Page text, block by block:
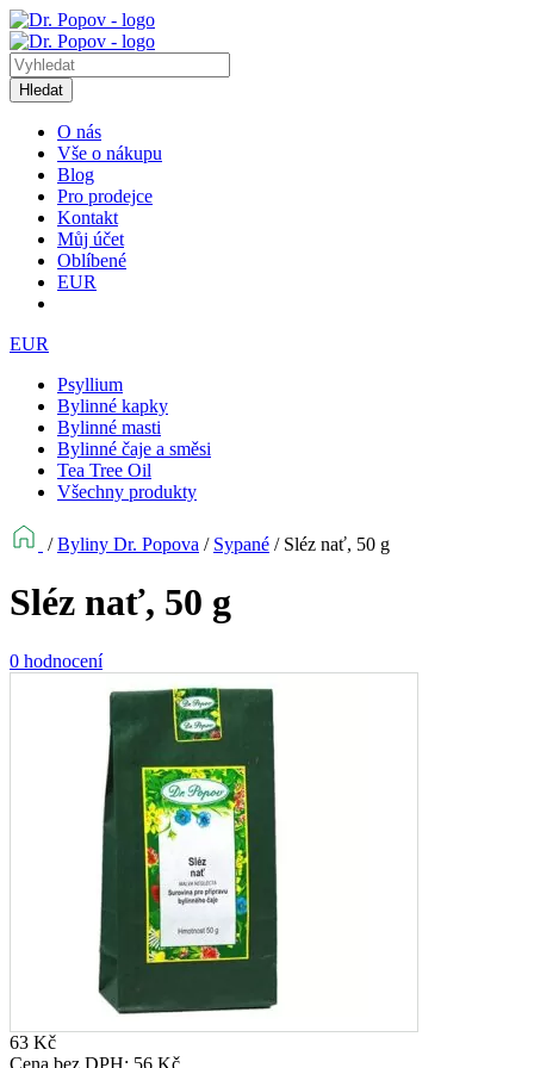
Hledat
O nás
Vše o nákupu
Blog
Pro prodejce
Kontakt
Můj účet
Oblíbené
EUR
EUR
Psyllium
Bylinné kapky
Bylinné masti
Bylinné čaje a směsi
Tea Tree Oil
Všechny produkty
/Byliny Dr. Popova / Sypané / Sléz nať, 50 g
Sléz nať, 50 g
0 hodnocení
63 Kč
Cena bez DPH: 56 Kč